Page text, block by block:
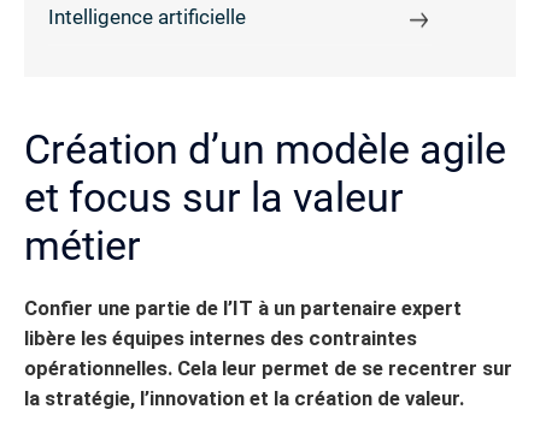
Intelligence artificielle
Création d’un modèle agile
et focus sur la valeur
métier
Confier une partie de l’IT à un partenaire expert
libère les équipes internes des contraintes
opérationnelles. Cela leur permet de se recentrer sur
la stratégie, l’innovation et la création de valeur.